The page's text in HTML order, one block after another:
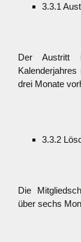
3.3.1
Der Austritt
drei Monate
3.3.2
Die
über sechs